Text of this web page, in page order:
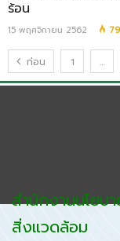
ร้อน
15 พฤศจิกายน 2562
ก่อน 1 …
สำนักงานนโยบ
สิ่งแวดล้อม